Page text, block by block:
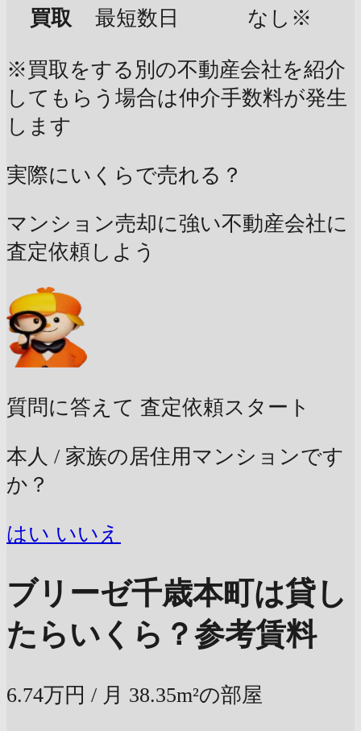
買取
最短数日 なし※
※買取をする別の不動産会社を紹介
してもらう場合は仲介手数料が発生
します
実際にいくらで売れる？
マンション売却に強い不動産会社に
査定依頼しよう
質問に答えて 査定依頼スタート
本人 / 家族の居住用マンションです
か？
はい いいえ
ブリーゼ千歳本町は貸し
たらいくら？参考賃料
6.74万円 / 月 38.35m²の部屋